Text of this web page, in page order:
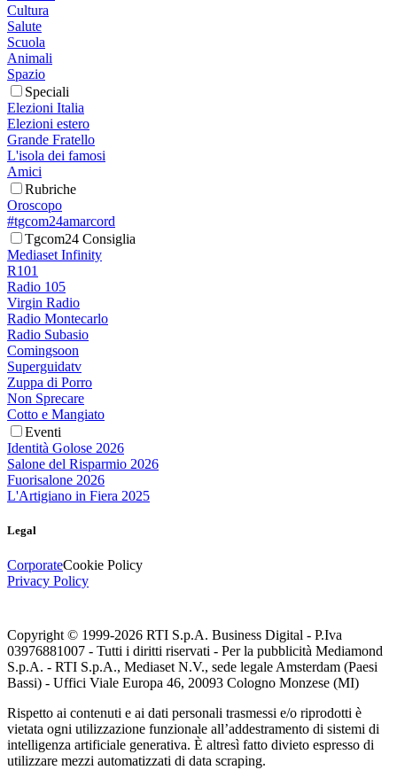
Cultura
Salute
Scuola
Animali
Spazio
Speciali
Elezioni Italia
Elezioni estero
Grande Fratello
L'isola dei famosi
Amici
Rubriche
Oroscopo
#tgcom24amarcord
Tgcom24 Consiglia
Mediaset Infinity
R101
Radio 105
Virgin Radio
Radio Montecarlo
Radio Subasio
Comingsoon
Superguidatv
Zuppa di Porro
Non Sprecare
Cotto e Mangiato
Eventi
Identità Golose 2026
Salone del Risparmio 2026
Fuorisalone 2026
L'Artigiano in Fiera 2025
Legal
CorporateCookie Policy
Privacy Policy
Copyright © 1999-2026 RTI S.p.A. Business Digital - P.Iva
03976881007 - Tutti i diritti riservati - Per la pubblicità Mediamond
S.p.A. - RTI S.p.A., Mediaset N.V., sede legale Amsterdam (Paesi
Bassi) - Uffici Viale Europa 46, 20093 Cologno Monzese (MI)
Rispetto ai contenuti e ai dati personali trasmessi e/o riprodotti è
vietata ogni utilizzazione funzionale all’addestramento di sistemi di
intelligenza artificiale generativa. È altresì fatto divieto espresso di
utilizzare mezzi automatizzati di data scraping.